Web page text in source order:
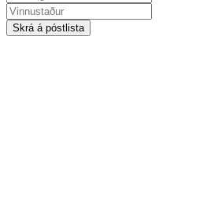
Skrá á póstlista